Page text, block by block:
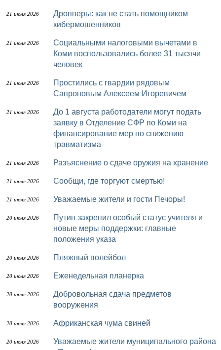
21 июля 2026
Дропперы: как не стать помощником
кибермошенников
21 июля 2026
Социальными налоговыми вычетами в
Коми воспользовались более 31 тысячи
человек
21 июля 2026
Простились с гвардии рядовым
Сапроновым Алексеем Игоревичем
21 июля 2026
До 1 августа работодатели могут подать
заявку в Отделение СФР по Коми на
финансирование мер по снижению
травматизма
21 июля 2026 Разъяснение о сдаче оружия на хранение
21 июля 2026 Сообщи, где торгуют смертью!
21 июля 2026 Уважаемые жители и гости Печоры!
20 июля 2026
Путин закрепил особый статус учителя и
новые меры поддержки: главные
положения указа
20 июля 2026 Пляжный волейбол
20 июля 2026 Еженедельная планерка
20 июля 2026
Добровольная сдача предметов
вооружения
20 июля 2026 Африканская чума свиней
20 июля 2026
Уважаемые жители муниципального района